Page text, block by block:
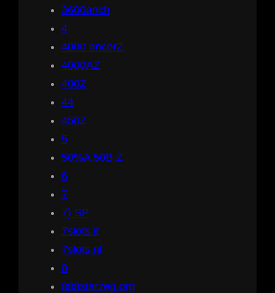
3600anch
4
4000 ancorZ
4000AZ
400Z
44
450Z
5
50%A 50B Z
6
7
7) SP
7slots.it
7slots.nl
8
888starzeg.org